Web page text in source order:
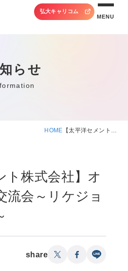
弘大キャリコム
MENU
らせ
HOME 【太平洋セメント…
ト株式会社】オ
流会～リケジョ
share